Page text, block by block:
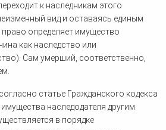
к наследникам этого
вид и оставаясь единым
определяет имущество
как наследство или
Сам умерший, соответственно,
статье Гражданского кодекса
наследодателя другим
в порядке